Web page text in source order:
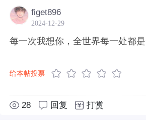
figet896
2024-12-29
每一次我想你，全世界每一处都
给本帖投票
28 回复 打赏